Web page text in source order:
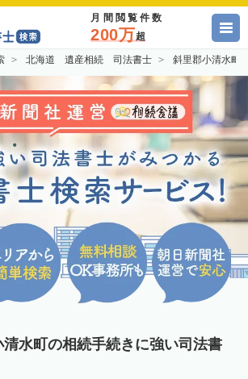
月間閲覧件数
200万超
北海道 遺産相続 司法書士 斜里郡小清水
水町の相続手続きに強い司法書